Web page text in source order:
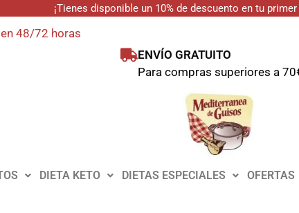
¡Tienes disponible un 10% de descuento en tu
48/72 horas
ENVÍO GRATUITO
Para compras superiores a
DIETA KETO DIETAS ESPECIALES OFERTAS